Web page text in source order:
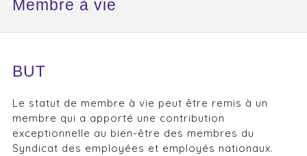
Membre à vie
BUT
Le statut de membre à vie peut être remis à un
membre qui a apporté une contribution
exceptionnelle au bien-être des membres du
Syndicat des employées et employés nationaux.